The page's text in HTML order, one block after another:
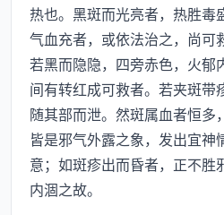
热也。黑斑而光亮者，热胜毒
气血充者，或依法治之，尚可
若黑而隐隐，四旁赤色，火郁
间有转红成可救者。若夹斑带
随其部而泄。然斑属血者恒多
皆是邪气外露之象，发出宜神
意；如斑疹出而昏者，正不胜
内涸之故。